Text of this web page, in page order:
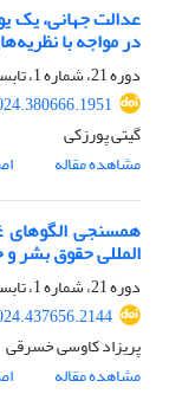
عدالت جهانی، یک
در مواجه با
دوره 21، شماره 1، تابستان 1403، صفحه
گیتی پورزکی
مشاهده مقاله
همسنجی الگوهای
المللی حقوق بشر و
دوره 21، شماره 1، تابستان 1403، صفحه
پریزاد کاوسی خسرقی
مشاهده مقاله